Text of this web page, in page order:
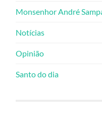
Monsenhor André
Notícias
Opinião
Santo do dia